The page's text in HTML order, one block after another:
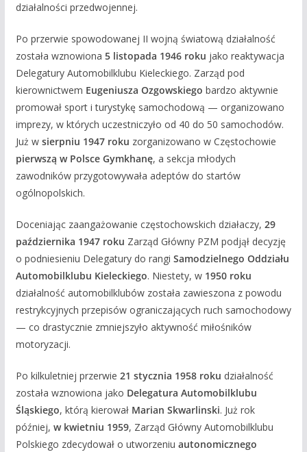
działalności przedwojennej.
Po przerwie spowodowanej II wojną światową działalność
została wznowiona 5 listopada 1946 roku jako reaktywacja
Delegatury Automobilklubu Kieleckiego. Zarząd pod
kierownictwem Eugeniusza Ozgowskiego bardzo aktywnie
promował sport i turystykę samochodową — organizowano
imprezy, w których uczestniczyło od 40 do 50 samochodów.
Już w sierpniu 1947 roku zorganizowano w Częstochowie
pierwszą w Polsce Gymkhanę, a sekcja młodych
zawodników przygotowywała adeptów do startów
ogólnopolskich.
Doceniając zaangażowanie częstochowskich działaczy, 29
października 1947 roku Zarząd Główny PZM podjął decyzję
o podniesieniu Delegatury do rangi Samodzielnego Oddziału
Automobilklubu Kieleckiego. Niestety, w 1950 roku
działalność automobilklubów została zawieszona z powodu
restrykcyjnych przepisów ograniczających ruch samochodowy
— co drastycznie zmniejszyło aktywność miłośników
motoryzacji.
Po kilkuletniej przerwie 21 stycznia 1958 roku działalność
została wznowiona jako Delegatura Automobilklubu
Śląskiego, którą kierował Marian Skwarlinski. Już rok
później, w kwietniu 1959, Zarząd Główny Automobilklubu
Polskiego zdecydował o utworzeniu autonomicznego